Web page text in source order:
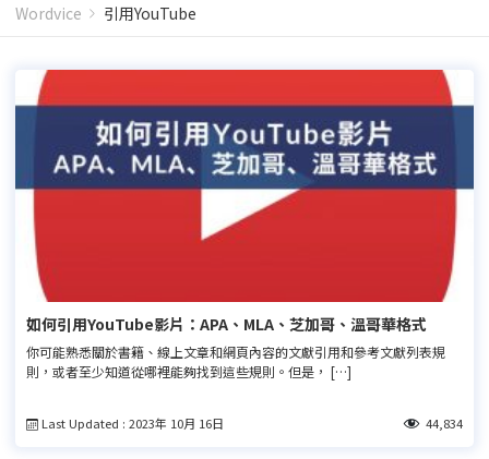
Wordvice 引用YouTube
如何引用YouTube影片：APA、MLA、芝加哥、溫哥華格式
你可能熟悉關於書籍、線上文章和網頁內容的文獻引用和參考文獻列表規
則，或者至少知道從哪裡能夠找到這些規則。但是， […]
Last Updated : 2023年 10月 16日 44,834